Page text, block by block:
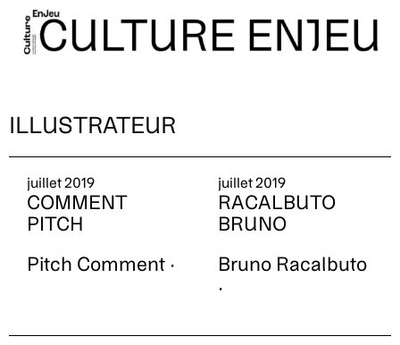
ILLUSTRATEUR
juillet 2019
COMMENT
PITCH
Pitch Comment ·
juillet 2019
RACALBUTO
BRUNO
Bruno Racalbuto
·